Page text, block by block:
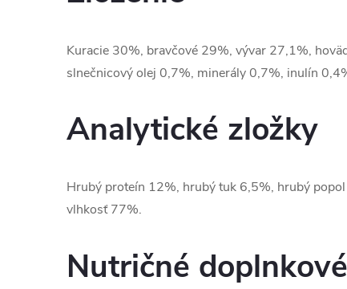
Kuracie 30%, bravčové 29%, vývar 27,1%,
slnečnicový olej 0,7%, minerály 0,7%, inulín
Analytické zložky
Hrubý proteín 12%, hrubý tuk 6,5%, hrubý
vlhkosť 77%.
Nutričné